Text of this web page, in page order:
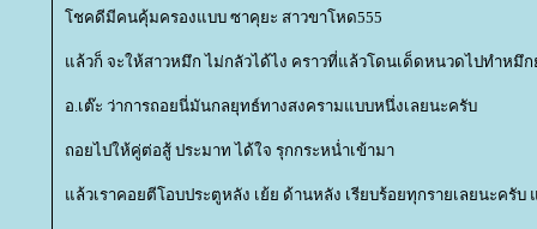
ชคดีมีคนคุ้มครองแบบ ซาคุยะ สาวขาโหด555
ล้วก็ จะให้สาวหมึก ไม่กลัวได้ไง คราวที่แล้วโดนเด็ดหนวดไปทำหมึก
อ.เต๊ะ ว่าการถอยนี่มันกลยุทธ์ทางสงครามแบบหนึ่งเลยนะครับ
ถอยไปให้คู่ต่อสู้ ประมาท ได้ใจ รุกกระหน่ำเข้ามา
ล้วเราคอยตีโอบประตูหลัง เย้ย ด้านหลัง เรียบร้อยทุกรายเลยนะครับ